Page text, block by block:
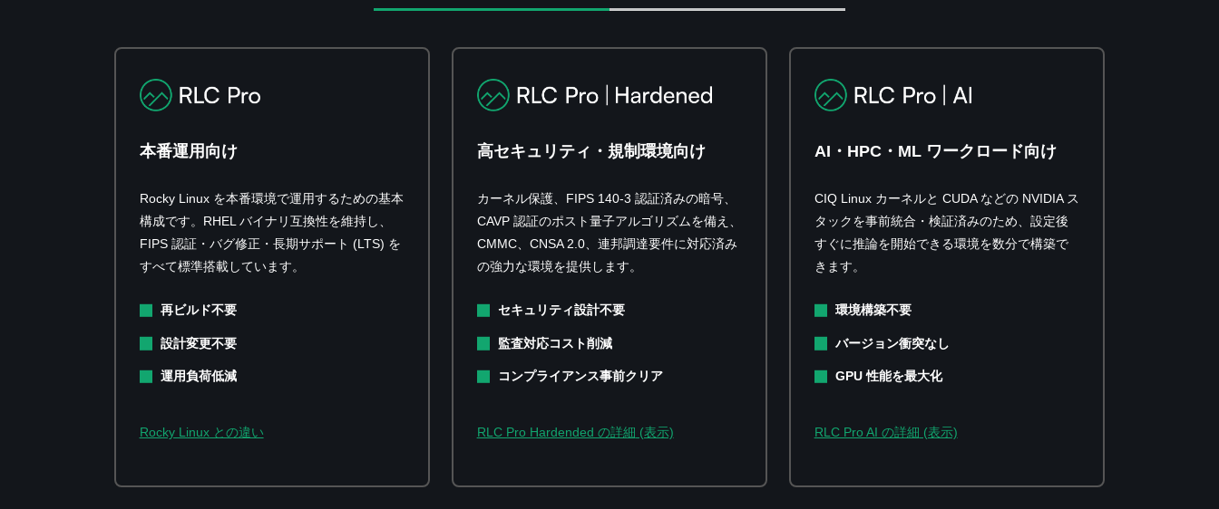
本番運用向け
Rocky Linux を本番環境で運用するための基本
構成です。RHEL バイナリ互換性を維持し、
FIPS 認証・バグ修正・長期サポート (LTS) を
すべて標準搭載しています。
再ビルド不要
設計変更不要
運用負荷低減
Rocky Linux との違い
高セキュリティ・規制環境向け
カーネル保護、FIPS 140-3 認証済みの暗号、
CAVP 認証のポスト量子アルゴリズムを備え、
CMMC、CNSA 2.0、連邦調達要件に対応済み
の強力な環境を提供します。
セキュリティ設計不要
監査対応コスト削減
コンプライアンス事前クリア
RLC Pro Hardended の詳細
AI・HPC・ML ワークロード向け
CIQ Linux カーネルと CUDA などの NVIDIA ス
タックを事前統合・検証済みのため、設定後
すぐに推論を開始できる環境を数分で構築で
きます。
環境構築不要
バージョン衝突なし
GPU 性能を最大化
RLC Pro AI の詳細